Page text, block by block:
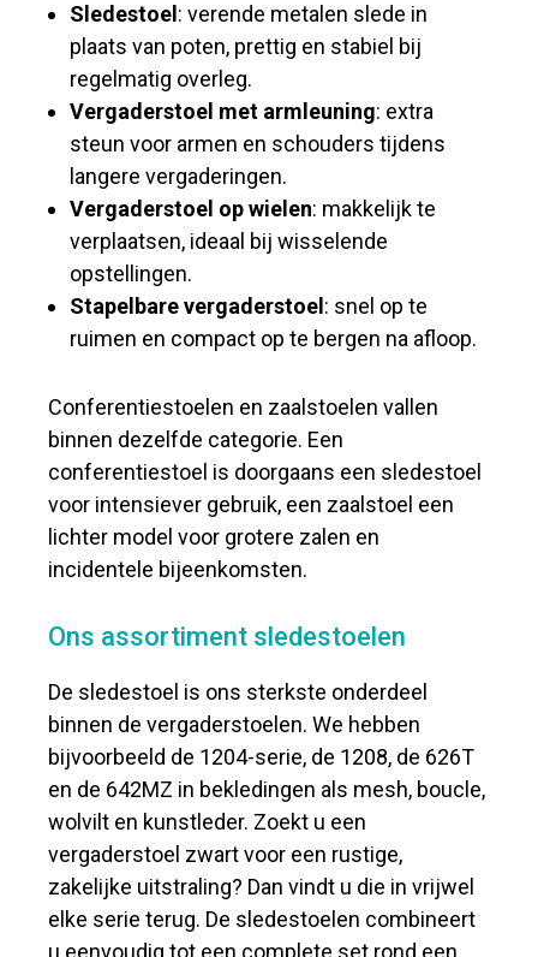
Sledestoel : verende metalen slede in
plaats van poten, prettig en stabiel bij
regelmatig overleg.
Vergaderstoel met armleuning: extra
steun voor armen en schouders tijdens
langere vergaderingen.
Vergaderstoel op wielen: makkelijk te
verplaatsen, ideaal bij wisselende
opstellingen.
Stapelbare vergaderstoel : snel op te
ruimen en compact op te bergen na afloop.
Conferentiestoelen en zaalstoelen vallen
binnen dezelfde categorie. Een
conferentiestoel is doorgaans een sledestoel
voor intensiever gebruik, een zaalstoel een
lichter model voor grotere zalen en
incidentele bijeenkomsten.
Ons assortiment sledestoelen
De sledestoel is ons sterkste onderdeel
binnen de vergaderstoelen. We hebben
bijvoorbeeld de 1204-serie, de 1208, de 626T
en de 642MZ in bekledingen als mesh, boucle,
wolvilt en kunstleder. Zoekt u een
vergaderstoel zwart voor een rustige,
zakelijke uitstraling? Dan vindt u die in vrijwel
elke serie terug. De sledestoelen combineert
u eenvoudig tot een complete set rond een